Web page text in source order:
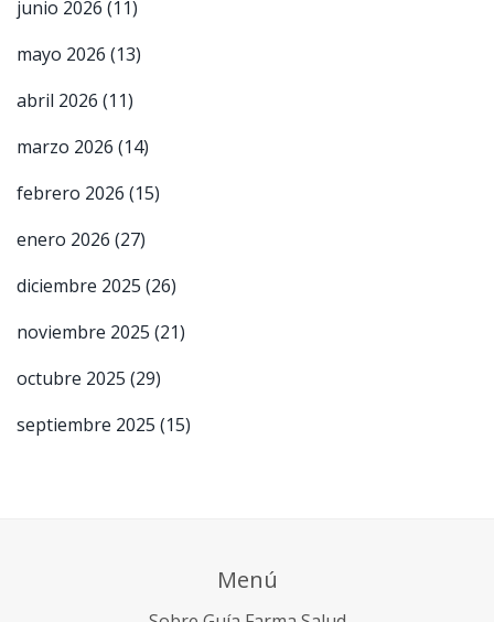
junio 2026 (11)
mayo 2026 (13)
abril 2026 (11)
marzo 2026 (14)
febrero 2026 (15)
enero 2026 (27)
diciembre 2025 (26)
noviembre 2025 (21)
octubre 2025 (29)
septiembre 2025 (15)
Menú